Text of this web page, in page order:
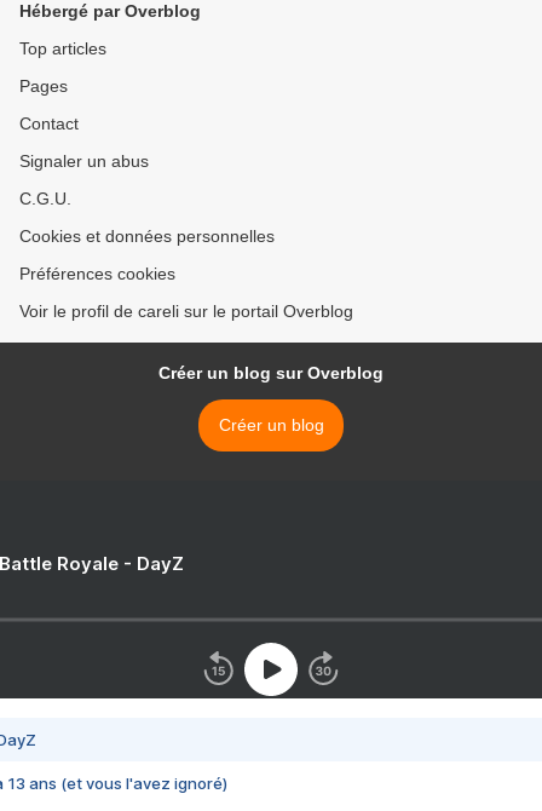
Hébergé par Overblog
Top articles
Pages
Contact
Signaler un abus
C.G.U.
Cookies et données personnelles
Préférences cookies
Voir le profil de careli sur le portail Overblog
Créer un blog sur Overblog
Créer un blog
Royale - DayZ
13 ans (et vous l'avez ignoré)